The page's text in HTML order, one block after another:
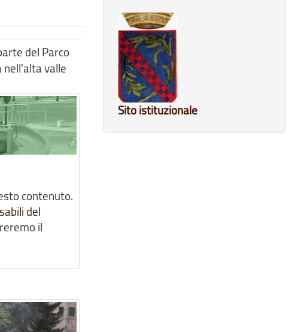
del Parco
nell'alta valle
contenuto.
del
il
Sito istituzionale